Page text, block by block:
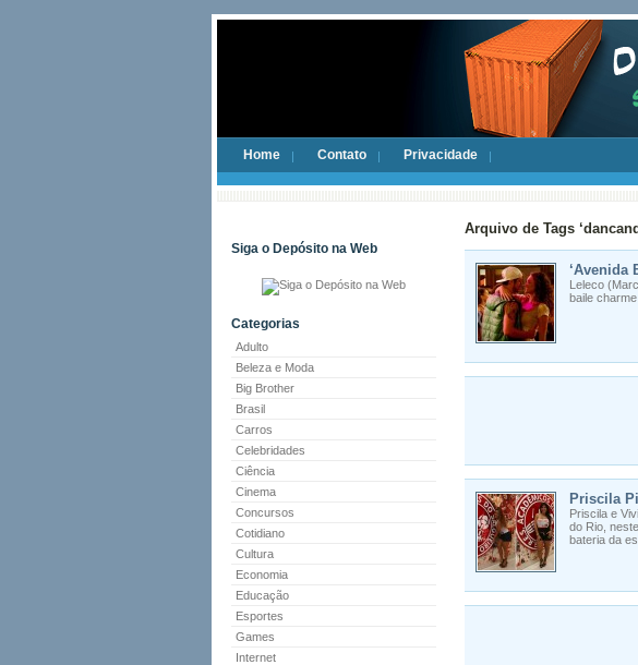
Home Contato Privacidade
Siga o Depósito na Web
Categorias
Adulto
Beleza e Moda
Big Brother
Brasil
Carros
Celebridades
Ciência
Cinema
Concursos
Cotidiano
Cultura
Economia
Educação
Esportes
Games
Internet
Arquivo de Tags
‘Avenida
Leleco
baile
Priscila
Priscila e
do Rio,
bateria da